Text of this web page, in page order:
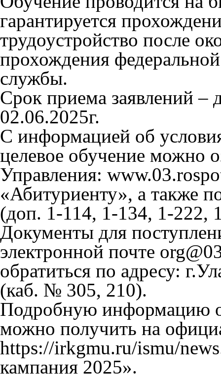
гарантируется
трудоустройство после
прохождения
службы.
Срок приема заявлений –
02.06.2025г.
С информацией об
целевое обучение можно
Управления:
«Абитуриенту», а также
(доп. 1-114, 1-134, 1-222,
Документы для
электронной почте
обратиться по адресу:
(каб. № 305, 210).
Подробную информацию
можно получить на
https://irkgmu.ru/ismu/
кампания 2025».